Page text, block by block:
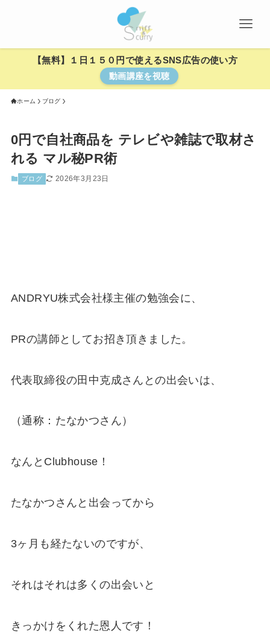
【無料】１日１５０円で使えるSNS広告の使い方
動画講座を視聴
ホーム ブログ
0円で自社商品を テレビや雑誌で取材さ
れる マル秘PR術
ブログ 2026年3月23日
ANDRYU株式会社様主催の勉強会に、
PRの講師としてお招き頂きました。
代表取締役の田中克成さんとの出会いは、
（通称：たなかつさん）
なんとClubhouse！
たなかつさんと出会ってから
3ヶ月も経たないのですが、
それはそれは多くの出会いと
きっかけをくれた恩人です！